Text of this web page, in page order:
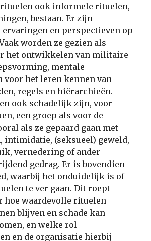
ook informele rituelen,
bestaan. Er zijn
en perspectieven op
worden ze gezien als
het ontwikkelen van militaire
mentale
voor het leren kennen van
regels en hiërarchieën.
ook schadelijk zijn, voor
een groep als voor de
als ze gepaard gaan met
intimidatie, (seksueel) geweld,
vernedering of ander
gedrag. Er is bovendien
waarbij het onduidelijk is of
te ver gaan. Dit roept
hoe waardevolle rituelen
blijven en schade kan
en welke rol
en de organisatie hierbij